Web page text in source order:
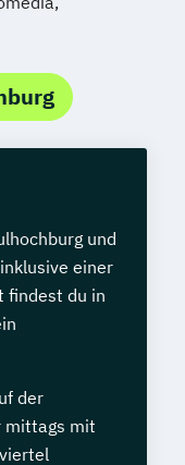
und
einer
findest du in
der
mittags mit